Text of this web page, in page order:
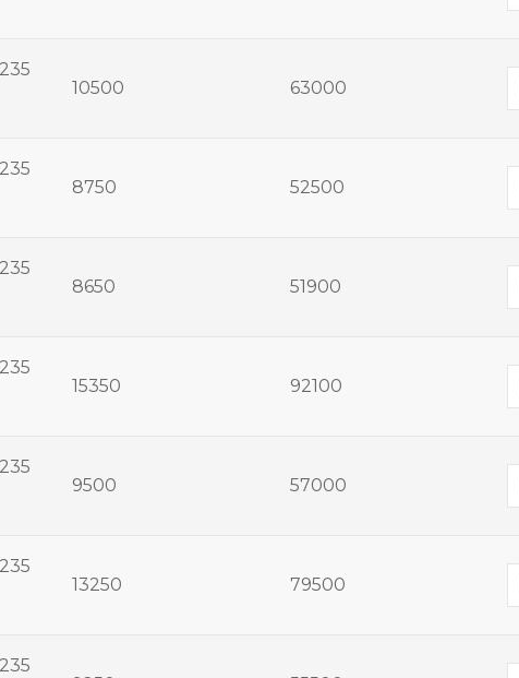
10500 63000
8750 52500
8650 51900
15350 92100
9500 57000
13250 79500